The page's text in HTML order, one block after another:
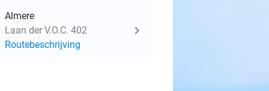
Almere
Laan der V.O.C. 402
Routebeschrijving